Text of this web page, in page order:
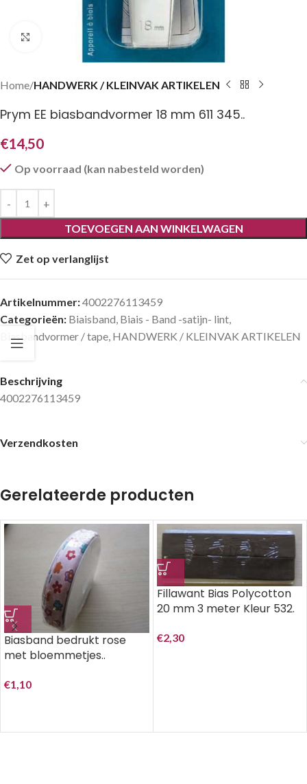
Klik om te vergroten
Home HANDWERK / KLEINVAK ARTIKELEN
Prym EE biasbandvormer 18 mm 611 345..
€14,50
Op voorraad (kan nabesteld worden)
TOEVOEGEN AAN WINKELWAGEN
Zet op verlanglijst
Artikelnummer:4002276113459
Categorieën: Biaisband, Biais - Band -satijn- lint,
Biasbandvormer / tape, HANDWERK / KLEINVAK ARTIKELEN
Beschrijving
4002276113459
Verzendkosten
Gerelateerde producten
Biasband bedrukt rose
met bloemmetjes..
€1,10
Fillawant Bias Polycotton
20 mm 3 meter Kleur 532.
€2,30